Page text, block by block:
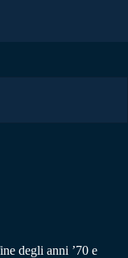
degli anni ’70 e